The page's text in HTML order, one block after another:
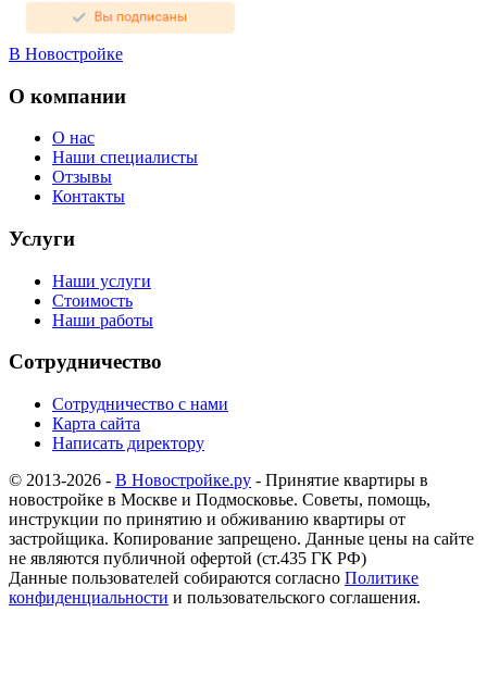
В Новостройке
О компании
О нас
Наши специалисты
Отзывы
Контакты
Услуги
Наши услуги
Стоимость
Наши работы
Сотрудничество
Сотрудничество с нами
Карта сайта
Написать директору
© 2013-2026 - В Новостройке.ру - Принятие квартиры в
новостройке в Москве и Подмосковье. Советы, помощь,
инструкции по принятию и обживанию квартиры от
застройщика. Копирование запрещено. Данные цены на сайте
не являются публичной офертой (ст.435 ГК РФ)
Данные пользователей собираются согласно Политике
конфиденциальности и пользовательского соглашения.